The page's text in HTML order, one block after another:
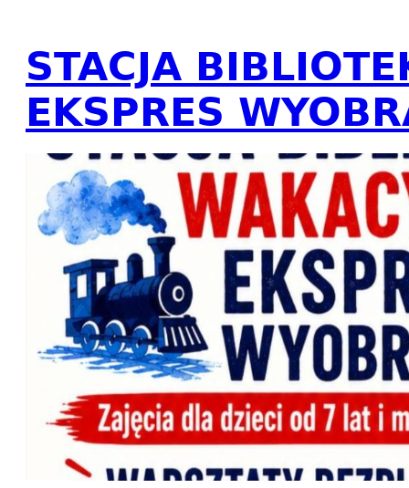
STACJA
EKSPRES